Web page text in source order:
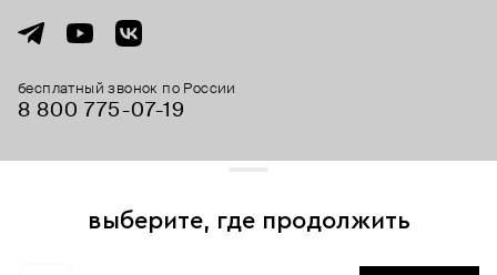
бесплатный звонок по России
8 800 775⁠-07⁠-19
выберите, где продолжить